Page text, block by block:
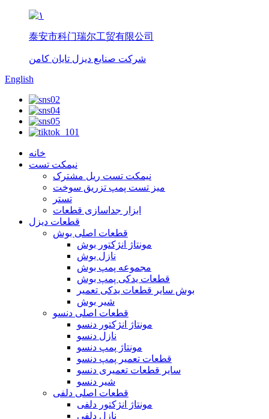
泰安市科门瑞尔工贸有限公司
شرکت صنایع دیزل تایان کامن
English
خانه
نیمکت تست
نیمکت تست ریل مشترک
میز تست پمپ تزریق سوخت
تستر
ابزار جداسازی قطعات
قطعات دیزل
قطعات اصلی بوش
مونتاژ انژکتور بوش
نازل بوش
مجموعه پمپ بوش
قطعات یدکی پمپ بوش
بوش سایر قطعات یدکی تعمیر
شیر بوش
قطعات اصلی دنسو
مونتاژ انژکتور دنسو
نازل دنسو
مونتاژ پمپ دنسو
قطعات تعمیر پمپ دنسو
سایر قطعات تعمیری دنسو
شیر دنسو
قطعات اصلی دلفی
مونتاژ انژکتور دلفی
نازل دلفی